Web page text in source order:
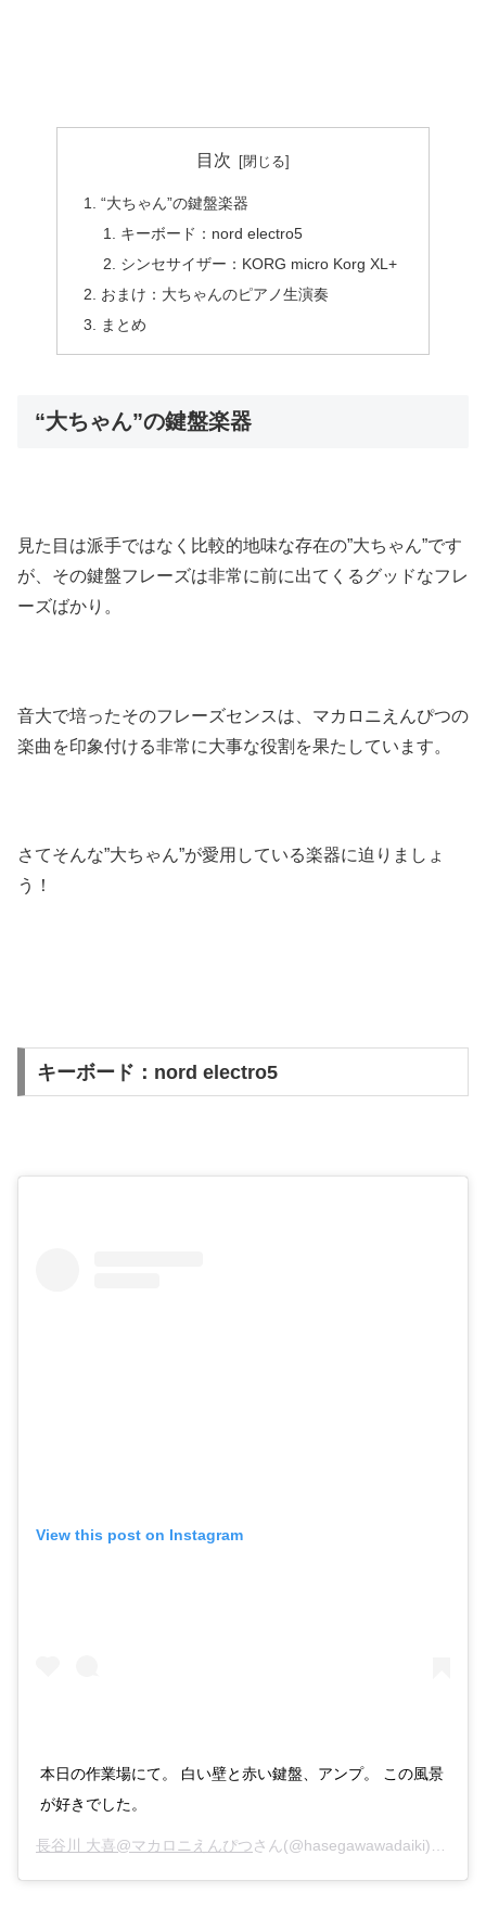
目次
“大ちゃん”の鍵盤楽器
キーボード：nord electro5
シンセサイザー：KORG micro Korg XL+
おまけ：大ちゃんのピアノ生演奏
まとめ
“大ちゃん”の鍵盤楽器
見た目は派手ではなく比較的地味な存在の”大ちゃん”です
が、その鍵盤フレーズは非常に前に出てくるグッドなフレ
ーズばかり。
音大で培ったそのフレーズセンスは、マカロニえんぴつの
楽曲を印象付ける非常に大事な役割を果たしています。
さてそんな”大ちゃん”が愛用している楽器に迫りましょ
う！
キーボード：nord electro5
View this post on Instagram
本日の作業場にて。 白い壁と赤い鍵盤、アンプ。 この風景
が好きでした。
長谷川 大喜@マカロニえんぴつさん(@hasegawawadaiki)がシェアした投稿 –